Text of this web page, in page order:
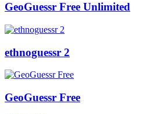
GeoGuessr Free Unlimited
ethnoguessr 2
GeoGuessr Free